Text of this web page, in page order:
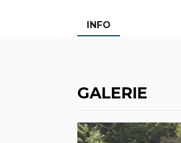
INFO
GALERIE